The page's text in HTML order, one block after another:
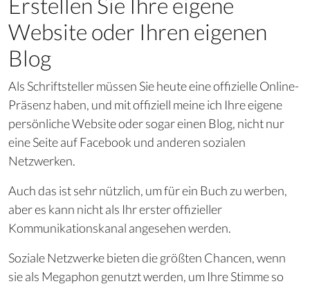
Website oder Ihren eigenen
Blog
Als Schriftsteller müssen Sie heute eine offizielle Online-
Präsenz haben, und mit offiziell meine ich Ihre eigene
persönliche Website oder sogar einen Blog, nicht nur
eine Seite auf Facebook und anderen sozialen
Netzwerken.
Auch das ist sehr nützlich, um für ein Buch zu werben,
aber es kann nicht als Ihr erster offizieller
Kommunikationskanal angesehen werden.
Soziale Netzwerke bieten die größten Chancen, wenn
sie als Megaphon genutzt werden, um Ihre Stimme so